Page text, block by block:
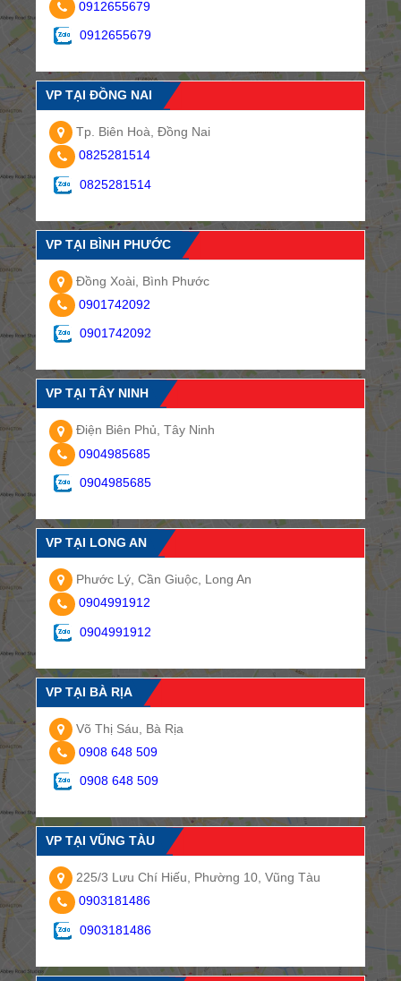
0912655679
0912655679
VP TẠI ĐỒNG NAI
Tp. Biên Hoà, Đồng Nai
0825281514
0825281514
VP TẠI BÌNH PHƯỚC
Đồng Xoài, Bình Phước
0901742092
0901742092
VP TẠI TÂY NINH
Điện Biên Phủ, Tây Ninh
0904985685
0904985685
VP TẠI LONG AN
Phước Lý, Cần Giuộc, Long An
0904991912
0904991912
VP TẠI BÀ RỊA
Võ Thị Sáu, Bà Rịa
0908 648 509
0908 648 509
VP TẠI VŨNG TÀU
225/3 Lưu Chí Hiếu, Phường 10, Vũng Tàu
0903181486
0903181486